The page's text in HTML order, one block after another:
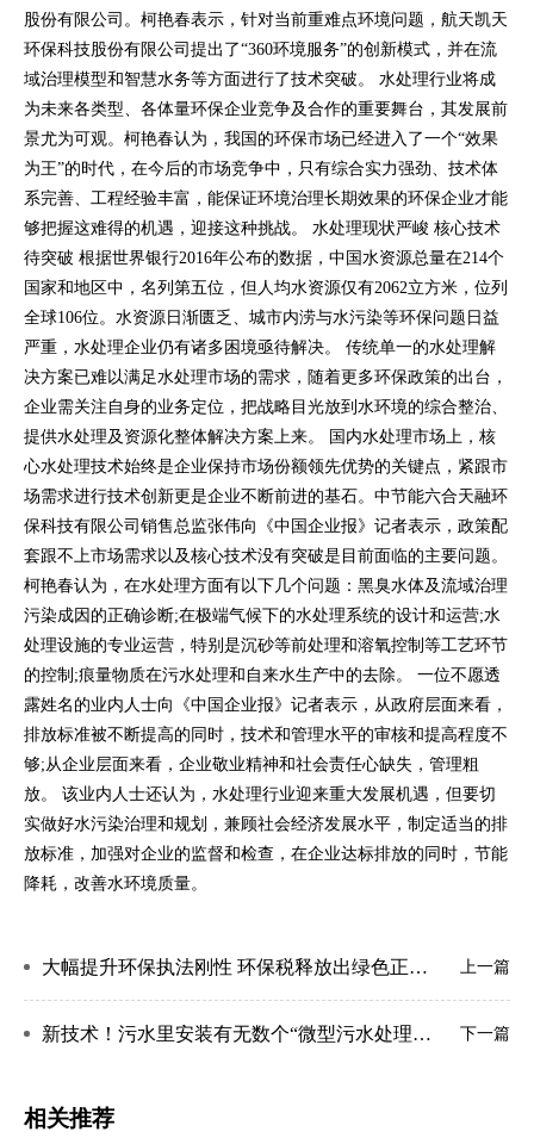
股份有限公司。柯艳春表示，针对当前重难点环境问题，航天凯天
环保科技股份有限公司提出了“360环境服务”的创新模式，并在流
域治理模型和智慧水务等方面进行了技术突破。 水处理行业将成
为未来各类型、各体量环保企业竞争及合作的重要舞台，其发展前
景尤为可观。柯艳春认为，我国的环保市场已经进入了一个“效果
为王”的时代，在今后的市场竞争中，只有综合实力强劲、技术体
系完善、工程经验丰富，能保证环境治理长期效果的环保企业才能
够把握这难得的机遇，迎接这种挑战。 水处理现状严峻 核心技术
待突破 根据世界银行2016年公布的数据，中国水资源总量在214个
国家和地区中，名列第五位，但人均水资源仅有2062立方米，位列
全球106位。水资源日渐匮乏、城市内涝与水污染等环保问题日益
严重，水处理企业仍有诸多困境亟待解决。 传统单一的水处理解
决方案已难以满足水处理市场的需求，随着更多环保政策的出台，
企业需关注自身的业务定位，把战略目光放到水环境的综合整治、
提供水处理及资源化整体解决方案上来。 国内水处理市场上，核
心水处理技术始终是企业保持市场份额领先优势的关键点，紧跟市
场需求进行技术创新更是企业不断前进的基石。中节能六合天融环
保科技有限公司销售总监张伟向《中国企业报》记者表示，政策配
套跟不上市场需求以及核心技术没有突破是目前面临的主要问题。
柯艳春认为，在水处理方面有以下几个问题：黑臭水体及流域治理
污染成因的正确诊断;在极端气候下的水处理系统的设计和运营;水
处理设施的专业运营，特别是沉砂等前处理和溶氧控制等工艺环节
的控制;痕量物质在污水处理和自来水生产中的去除。 一位不愿透
露姓名的业内人士向《中国企业报》记者表示，从政府层面来看，
排放标准被不断提高的同时，技术和管理水平的审核和提高程度不
够;从企业层面来看，企业敬业精神和社会责任心缺失，管理粗
放。 该业内人士还认为，水处理行业迎来重大发展机遇，但要切
实做好水污染治理和规划，兼顾社会经济发展水平，制定适当的排
放标准，加强对企业的监督和检查，在企业达标排放的同时，节能
降耗，改善水环境质量。
上一篇
大幅提升环保执法刚性 环保税释放出绿色正能量
下一篇
新技术！污水里安装有无数个“微型污水处理系统”
相关推荐